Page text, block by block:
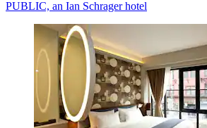
PUBLIC, an Ian Schrager hotel